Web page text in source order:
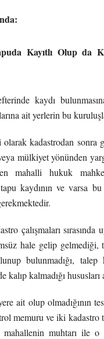
Kayıtlı Olup da
kaydı
ait yerlerin bu
kadastrodan sonra
mülkiyet yönünden
mahalli hukuk
kaydının ve varsa
çalışmaları sırasında
hale gelip gelmediği,
bulunmadığı,
kalmadığı hususları
ait olup olmadığının
memuru ve iki
muhtarı ile o